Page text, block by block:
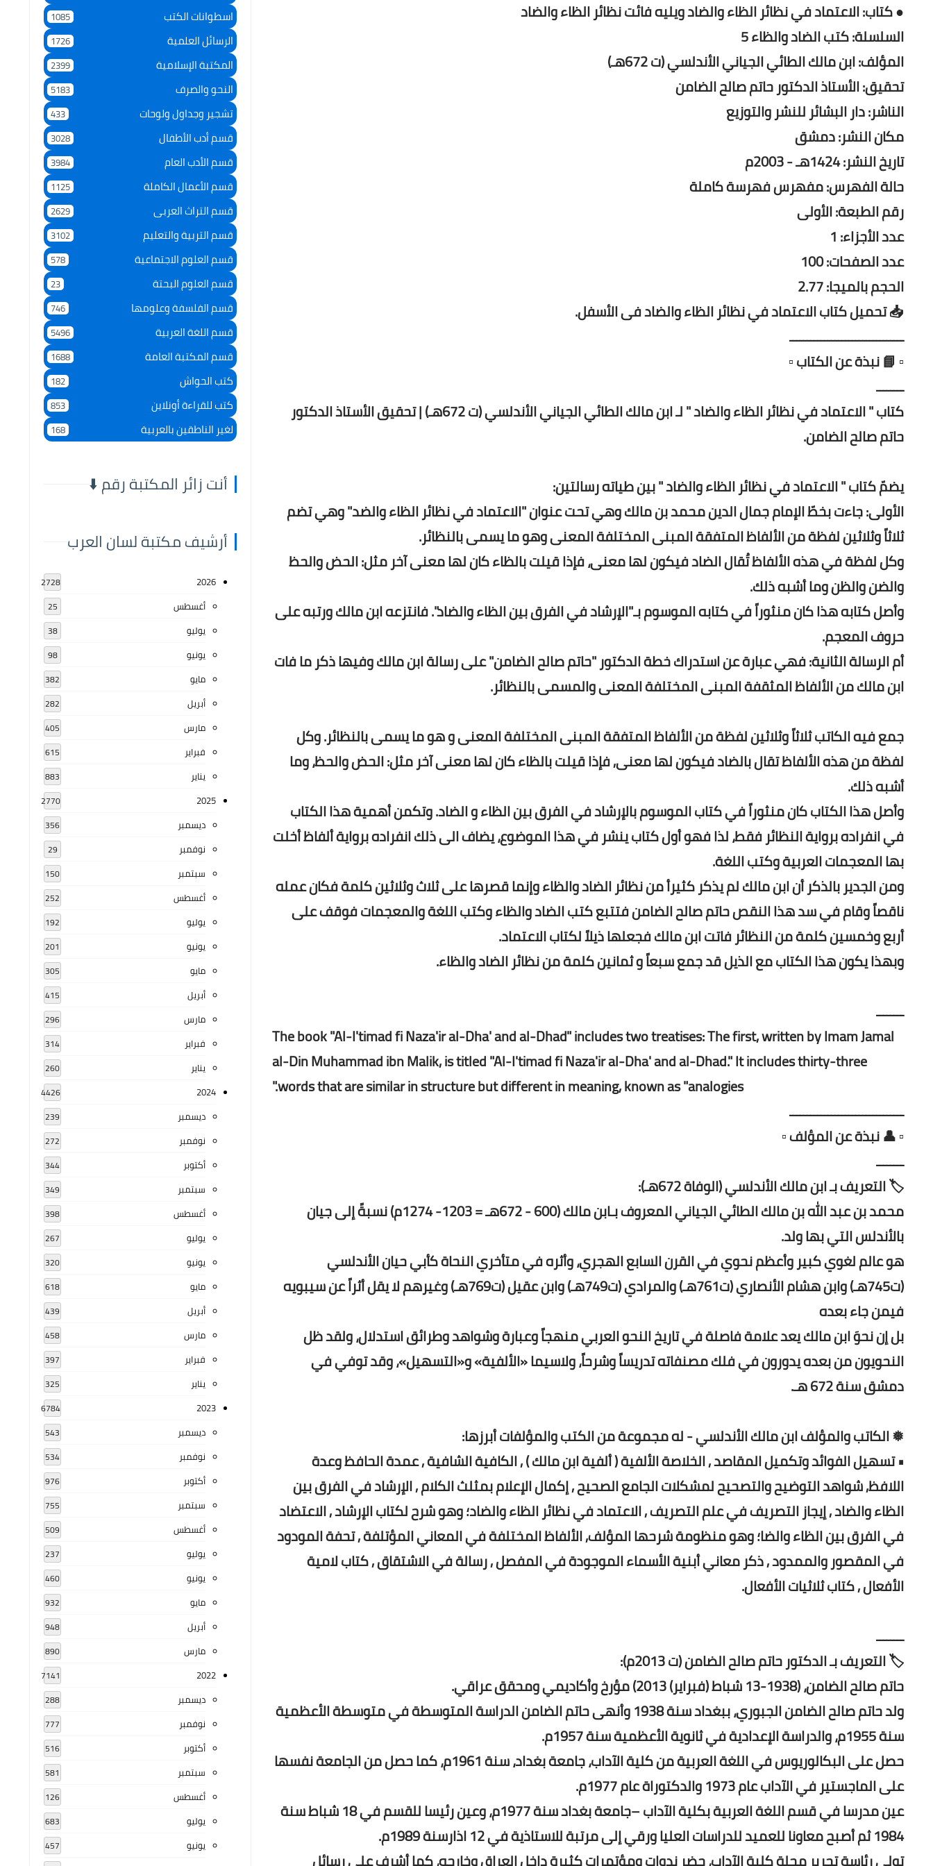
● كتاب: الاعتماد في نظائر الظاء والضاد ويليه فائت نظائر الظاء والضاد
السلسلة: كتب الضاد والظاء 5
المؤلف: ابن مالك الطائي الجياني الأندلسي (ت 672هـ)
تحقيق: الأستاذ الدكتور حاتم صالح الضامن
الناشر: دار البشائر للنشر والتوزيع
مكان النشر: دمشق
تاريخ النشر: 1424هـ - 2003م
حالة الفهرس: مفهرس فهرسة كاملة
رقم الطبعة: الأولى
عدد الأجزاء: 1
عدد الصفحات: 100
الحجم بالميجا: 2.77
📥 تحميل كتاب الاعتماد في نظائر الظاء والضاد فى الأسفل.
ـــــــــــــــــــــــــــــــــ
▫️ 📘 نبذة عن الكتاب ▫️
ــــــــ
كتاب " الاعتماد في نظائر الظاء والضاد " لـ ابن مالك الطائي الجياني الأندلسي (ت 672هـ) | تحقيق الأستاذ الدكتور
حاتم صالح الضامن.
يضمّ كتاب " الاعتماد في نظائر الظاء والضاد " بين طياته رسالتين:
الأولى: جاءت بخطّ الإمام جمال الدين محمد بن مالك وهي تحت عنوان "الاعتماد في نظائر الظاء والضد" وهي تضم
ثلاثاً وثلاثين لفظة من الألفاظ المتفقة المبنى المختلفة المعنى وهو ما يسمى بالنظائر.
وكل لفظة في هذه الألفاظ تُقال الضاد فيكون لها معنى، فإذا قيلت بالظاء كان لها معنى آخر مثل: الحض والحظ
والضن والظن وما أشبه ذلك.
وأصل كتابه هذا كان منثوراً في كتابه الموسوم بـ"الإرشاد في الفرق بين الظاء والضاد". فانتزعه ابن مالك ورتبه على
حروف المعجم.
أم الرسالة الثانية: فهي عبارة عن استدراك خطة الدكتور "حاتم صالح الضامن" على رسالة ابن مالك وفيها ذكر ما فات
ابن مالك من الألفاظ المثقفة المبنى المختلفة المعنى والمسمى بالنظائر.
جمع فيه الكاتب ثلاثاً وثلاثين لفظة من الألفاظ المتفقة المبنى المختلفة المعنى و هو ما يسمى بالنظائر. وكل
لفظة من هذه الألفاظ تقال بالضاد فيكون لها معنى, فإذا قيلت بالظاء كان لها معنى آخر مثل: الحض والحظ، وما
أشبه ذلك.
وأصل هذا الكتاب كان منثوراً في كتاب الموسوم بالإرشاد في الفرق بين الظاء و الضاد. وتكمن أهمية هذا الكتاب
في انفراده برواية النظائر فقط، لذا فهو أول كتاب ينشر في هذا الموضوع، يضاف الى ذلك انفراده برواية ألفاظ أخلت
بها المعجمات العربية وكتب اللغة.
ومن الجدير بالذكر أن ابن مالك لم يذكر كثيرأ من نظائر الضاد والظاء وإنما قصرها على ثلاث وثلاثين كلمة فكان عمله
ناقصاً وقام في سد هذا النقص حاتم صالح الضامن فتتبع كتب الضاد والظاء وكتب اللغة والمعجمات فوقف على
أربع وخمسين كلمة من النظائر فاتت ابن مالك فجعلها ذيلاً لكتاب الاعتماد.
وبهذا يكون هذا الكتاب مع الذيل قد جمع سبعاً و ثمانين كلمة من نظائر الضاد والظاء.
ــــــــ
The book "Al-I'timad fi Naza'ir al-Dha' and al-Dhad" includes two treatises: The first, written by Imam Jamal
al-Din Muhammad ibn Malik, is titled "Al-I'timad fi Naza'ir al-Dha' and al-Dhad." It includes thirty-three
words that are similar in structure but different in meaning, known as "analogies."
ـــــــــــــــــــــــــــــــــ
▫️ 👤 نبذة عن المؤلف ▫️
ــــــــ
🏷️ التعريف بـ ابن مالك الأندلسي (الوفاة 672هـ):
محمد بن عبد الله بن مالك الطائي الجياني المعروف بـابن مالك (600 - 672هـ = 1203- 1274م) نسبةً إلى جيان
بالأندلس التي بها ولد.
هو عالم لغوي كبير وأعظم نحوي في القرن السابع الهجري، وأثره في متأخري النحاة كأبي حيان الأندلسي
(ت745هـ) وابن هشام الأنصاري (ت761هـ) والمرادي (ت749هـ) وابن عقيل (ت769هـ) وغيرهم لا يقل أثراً عن سيبويه
فيمن جاء بعده
بل إن نحوَ ابن مالك يعد علامة فاصلة في تاريخ النحو العربي منهجاً وعبارة وشواهد وطرائق استدلال، ولقد ظل
النحويون من بعده يدورون في فلك مصنفاته تدريساً وشرحاً، ولاسيما «الألفية» و«التسهيل»، وقد توفي في
دمشق سنة 672 هـ.
❅ الكاتب والمؤلف ابن مالك الأندلسي - له مجموعة من الكتب والمؤلفات أبرزها:
• تسهيل الفوائد وتكميل المقاصد , الخلاصة الألفية ( ألفية ابن مالك ) , الكافية الشافية , عمدة الحافظ وعدة
اللافظ, شواهد التوضيح والتصحيح لمشكلات الجامع الصحيح , إكمال الإعلام بمثلث الكلام , الإرشاد في الفرق بين
الظاء والضاد , إيجاز التصريف في علم التصريف , الاعتماد في نظائر الظاء والضاد؛ وهو شرح لكتاب الإرشاد , الاعتضاد
في الفرق بين الظاء والضا؛ وهو منظومة شرحها المؤلف, الألفاظ المختلفة في المعاني المؤتلفة , تحفة المودود
في المقصور والممدود , ذكر معاني أبنية الأسماء الموجودة في المفصل , رسالة في الاشتقاق , كتاب لامية
الأفعال , كتاب ثلاثيات الأفعال.
ــــــــ
🏷️ التعريف بـ الدكتور حاتم صالح الضامن (ت 2013م):
حاتم صالح الضامن، (1938-13 شباط (فبراير) 2013) مؤرخ وأكاديمي ومحقق عراقي.
ولد حاتم صالح الضامن الجبوري، ببغداد سنة 1938 وأنهى حاتم الضامن الدراسة المتوسطة في متوسطة الأعظمية
سنة 1955م، والدراسة الإعدادية في ثانوية الأعظمية سنة 1957م.
حصل على البكالوريوس في اللغة العربية من كلية الآداب، جامعة بغداد، سنة 1961م، كما حصل من الجامعة نفسها
على الماجستير في الآداب عام 1973 والدكتوراة عام 1977م.
عين مدرسا في قسم اللغة العربية بكلية الآداب –جامعة بغداد سنة 1977م، وعين رئيسا للقسم في 18 شباط سنة
1984 ثم أصبح معاونا للعميد للدراسات العليا ورقي إلى مرتبة للاستاذية في 12 اذارسنة 1989م.
تولى رئاسة تحرير مجلة كلية الآداب، حضر ندوات ومؤتمرات كثيرة داخل العراق وخارجه، كما أشرف على رسائل
اسطوانات الكتب 1085
الرسائل العلمية 1726
المكتبة الإسلامية 2399
النحو والصرف 5183
تشجير وجداول ولوحات 433
قسم أدب الأطفال 3028
قسم الأدب العام 3984
قسم الأعمال الكاملة 1125
قسم التراث العربى 2629
قسم التربية والتعليم 3102
قسم العلوم الاجتماعية 578
قسم العلوم البحتة 23
قسم الفلسفة وعلومها 746
قسم اللغة العربية 5496
قسم المكتبة العامة 1688
كتب الحواش 182
كتب للقراءة أونلاين 853
لغير الناطقين بالعربية 168
أنت زائر المكتبة رقم ⬇️
أرشيف مكتبة لسان العرب
2026
2728
أغسطس 25
يوليو 38
يونيو 98
مايو 382
أبريل 282
مارس 405
فبراير 615
يناير 883
2025
2770
ديسمبر 356
نوفمبر 29
سبتمبر 150
أغسطس 252
يوليو 192
يونيو 201
مايو 305
أبريل 415
مارس 296
فبراير 314
يناير 260
2024
4426
ديسمبر 239
نوفمبر 272
أكتوبر 344
سبتمبر 349
أغسطس 398
يوليو 267
يونيو 320
مايو 618
أبريل 439
مارس 458
فبراير 397
يناير 325
2023
6784
ديسمبر 543
نوفمبر 534
أكتوبر 976
سبتمبر 755
أغسطس 509
يوليو 237
يونيو 460
مايو 932
أبريل 948
مارس 890
2022
7141
ديسمبر 288
نوفمبر 777
أكتوبر 516
سبتمبر 581
أغسطس 126
يوليو 683
يونيو 457